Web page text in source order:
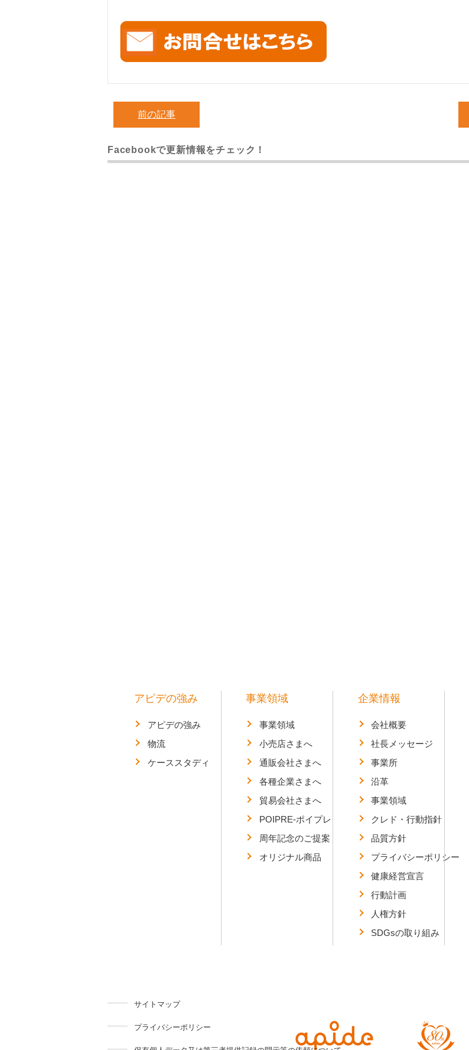
前の記事
Facebookで更新情報をチェック！
アピデの強み
アピデの強み
物流
ケーススタディ
事業領域
事業領域
小売店さまへ
通販会社さまへ
各種企業さまへ
貿易会社さまへ
POIPRE-ポイプレ
周年記念のご提案
オリジナル商品
企業情報
会社概要
社長メッセージ
事業所
沿革
事業領域
クレド・行動指針
品質方針
プライバシーポリシー
健康経営宣言
行動計画
人権方針
SDGsの取り組み
サイトマップ
プライバシーポリシー